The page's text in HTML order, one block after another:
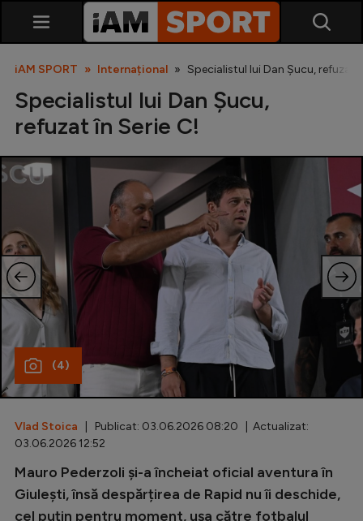
SuperLiga
Liga 2
Cupa României
Echipa Națională
Fotbal feminin
Special
Diverse
Inedit
Clasamente
iAM SPORT Internațional Specialistul lui Dan Șucu, refuzat
Specialistul lui Dan Șucu,
refuzat în Serie C!
(4)
Vlad Stoica | Publicat: 03.06.2026 08:20 | Actualizat:
03.06.2026 12:52
Mauro Pederzoli și-a încheiat oficial aventura în
Giulești, însă despărțirea de Rapid nu îi deschide,
cel puțin pentru moment, ușa către fotbalul